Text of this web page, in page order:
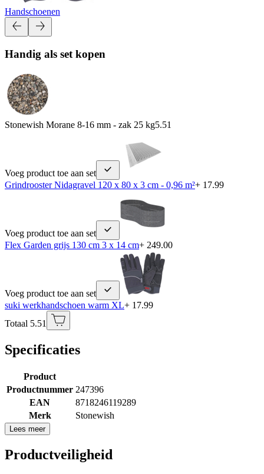
Handschoenen
Handig als set kopen
Stonewish Morane 8-16 mm - zak 25 kg5.51
Voeg product toe aan set
Grindrooster Nidagravel 120 x 80 x 3 cm - 0,96 m²+ 17.99
Voeg product toe aan set
Flex Garden grijs 130 cm 3 x 14 cm+ 249.00
Voeg product toe aan set
suki werkhandschoen warm XL+ 17.99
Totaal 5.51
Specificaties
Product
Productnummer 247396
EAN
8718246119289
Merk
Stonewish
Lees meer
Productveiligheid